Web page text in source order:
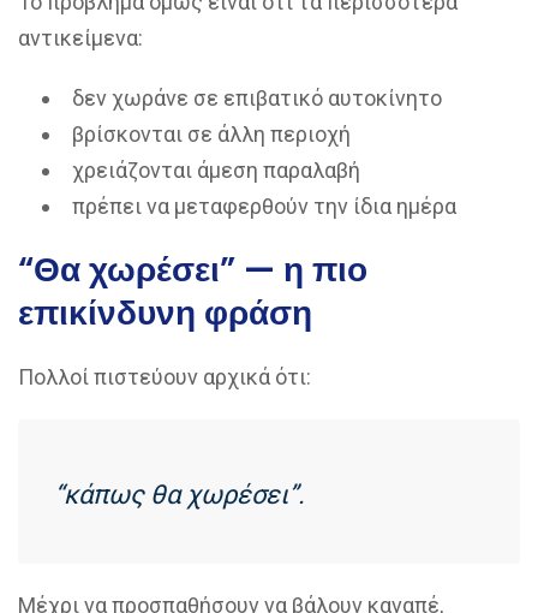
αντικείμενα:
δεν χωράνε σε επιβατικό αυτοκίνητο
βρίσκονται σε άλλη περιοχή
χρειάζονται άμεση παραλαβή
πρέπει να μεταφερθούν την ίδια ημέρα
“Θα χωρέσει” — η πιο
επικίνδυνη φράση
Πολλοί πιστεύουν αρχικά ότι:
“κάπως θα χωρέσει”.
Μέχρι να προσπαθήσουν να βάλουν καναπέ,